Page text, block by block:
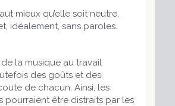
mieux qu’elle soit neutre,
idéalement, sans paroles.
la musique au travail
des goûts et des
de chacun. Ainsi, les
pourraient être distraits par les